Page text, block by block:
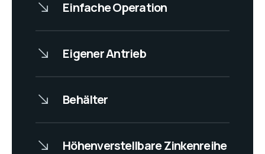
Einfache Operation
Eigener Antrieb
Behälter
Höhenverstellbare Zinkenreihe